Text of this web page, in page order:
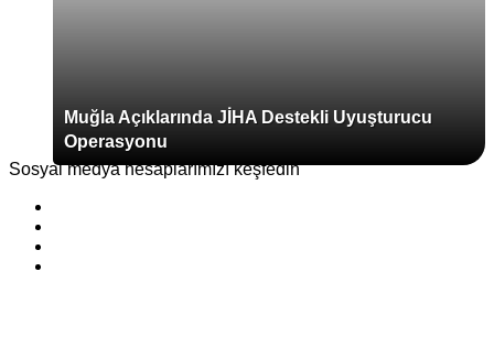
Muğla Açıklarında JİHA Destekli Uyuşturucu
Operasyonu
Sosyal medya hesaplarımızı keşfedin